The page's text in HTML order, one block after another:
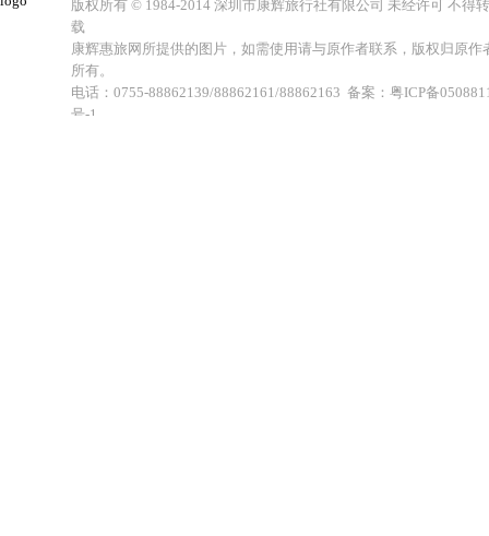
版权所有 © 1984-2014 深圳市康辉旅行社有限公司 未经许可 不得转
载
康辉惠旅网所提供的图片，如需使用请与原作者联系，版权归原作
所有。
电话：0755-88862139/88862161/88862163 备案：粤ICP备
号-1